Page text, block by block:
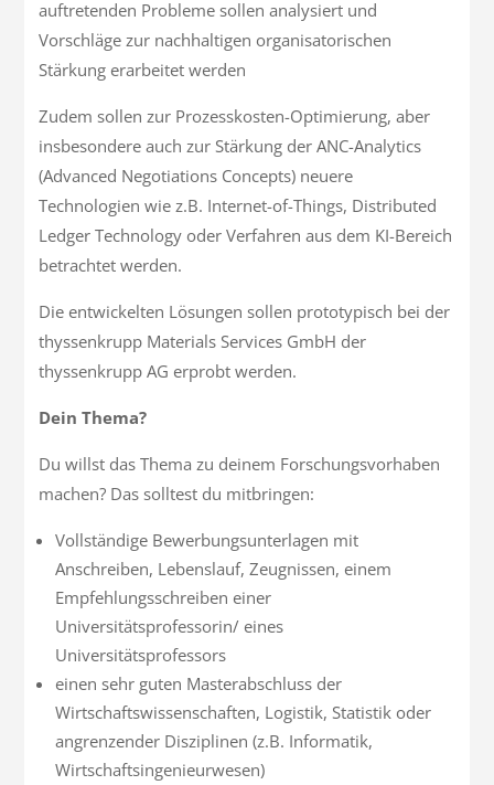
auftretenden Probleme sollen analysiert und
Vorschläge zur nachhaltigen organisatorischen
Stärkung erarbeitet werden
Zudem sollen zur Prozesskosten-Optimierung, aber
insbesondere auch zur Stärkung der ANC-Analytics
(Advanced Negotiations Concepts) neuere
Technologien wie z.B. Internet-of-Things, Distributed
Ledger Technology oder Verfahren aus dem KI-Bereich
betrachtet werden.
Die entwickelten Lösungen sollen prototypisch bei der
thyssenkrupp Materials Services GmbH der
thyssenkrupp AG erprobt werden.
Dein Thema?
Du willst das Thema zu deinem Forschungsvorhaben
machen? Das solltest du mitbringen:
Vollständige Bewerbungsunterlagen mit
Anschreiben, Lebenslauf, Zeugnissen, einem
Empfehlungsschreiben einer
Universitätsprofessorin/ eines
Universitätsprofessors
einen sehr guten Masterabschluss der
Wirtschaftswissenschaften, Logistik, Statistik oder
angrenzender Disziplinen (z.B. Informatik,
Wirtschaftsingenieurwesen)